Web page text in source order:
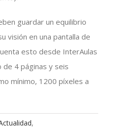
guardar un equilibrio
visión en una pantalla de
esto desde InterAulas
de 4 páginas y seis
mínimo, 1200 píxeles a
,